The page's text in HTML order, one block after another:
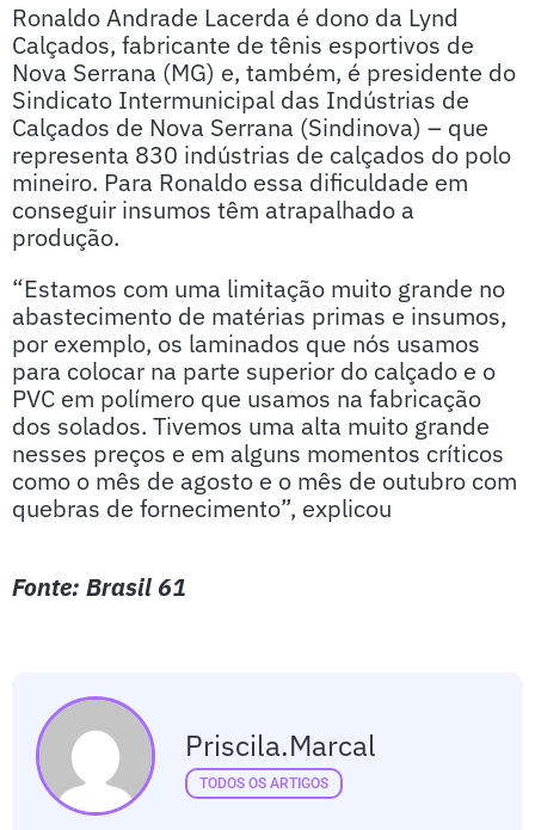
Ronaldo Andrade Lacerda é dono da Lynd
Calçados, fabricante de tênis esportivos de
Nova Serrana (MG) e, também, é presidente do
Sindicato Intermunicipal das Indústrias de
Calçados de Nova Serrana (Sindinova) – que
representa 830 indústrias de calçados do polo
mineiro. Para Ronaldo essa dificuldade em
conseguir insumos têm atrapalhado a
produção.
“Estamos com uma limitação muito grande no
abastecimento de matérias primas e insumos,
por exemplo, os laminados que nós usamos
para colocar na parte superior do calçado e o
PVC em polímero que usamos na fabricação
dos solados. Tivemos uma alta muito grande
nesses preços e em alguns momentos críticos
como o mês de agosto e o mês de outubro com
quebras de fornecimento”, explicou
Fonte: Brasil 61
Priscila.marcal
TODOS OS ARTIGOS